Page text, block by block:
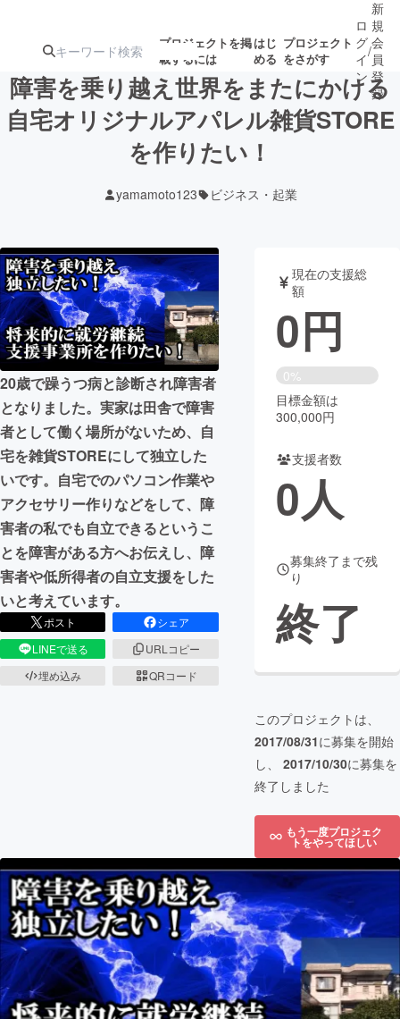
プロジェクトを掲
載するには
はじ
める
プロジェクト
をさがす
注目の新着プロ
ジェクト
募集終了が近いプ
テクノロジー・ガジェット
映像・映画 書籍・雑誌
ビジネス・起業 チャレンジ
まちづくり・地域活性化
CAMPFIRE for Social Good
CAMPFIRE Creation
CAMPFIREふるさと納税 machi-ya コミュニティ
ロ
グ
イ
ン
/
新
規
会
員
登
録
障害を乗り越え世界をまたにかける
自宅オリジナルアパレル雑貨STORE
を作りたい！
yamamoto123 ビジネス・起業
20歳で躁うつ病と診断され障害者
となりました。実家は田舎で障害
者として働く場所がないため、自
宅を雑貨STOREにして独立した
いです。自宅でのパソコン作業や
アクセサリー作りなどをして、障
害者の私でも自立できるというこ
とを障害がある方へお伝えし、障
害者や低所得者の自立支援をした
いと考えています。
ポスト
シェア
LINEで送る
URLコピー
埋め込み
QRコード
現在の支援総
額
0円
0%
目標金額は
300,000円
支援者数
0人
募集終了まで残
り
終了
このプロジェクトは、
2017/08/31に募集を開始
し、 2017/10/30に募集を
終了しました
もう一度プロジェク
トをやってほしい